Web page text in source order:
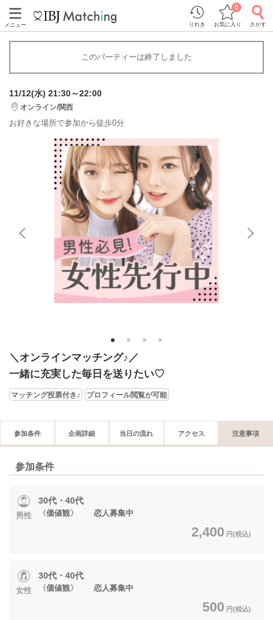
メニュー りれき お気に入り
0
さがす
このパーティーは終了しました
11/12(水) 21:30～22:00
オンライン/関西
お好きな場所で参加から徒歩0分
1 2 3 4
＼オンラインマッチング♪／
一緒に充実した毎日を送りたい♡
マッチング投票付き♪ プロフィール閲覧が可能
参加条件 企画詳細 当日の流れ アクセス 注意事項
参加条件
男性
30代・40代
〈価値観〉 恋人募集中
2,400 円(税込)
女性
30代・40代
〈価値観〉 恋人募集中
500 円(税込)